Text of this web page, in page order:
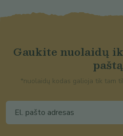
Gaukite nuolaidų
*nuolaidų kodas galioja tik tam